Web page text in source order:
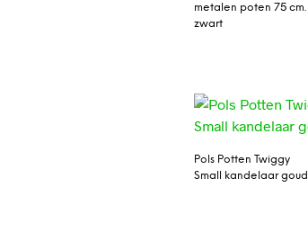
metalen poten 75 cm.
zwart
Pols Potten Twiggy
Small kandelaar goud